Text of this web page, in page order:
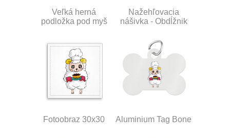
Veľká herná
podložka pod myš
Nažehľovacia
nášivka - Obdĺžnik
Fotoobraz 30x30 Aluminium Tag Bone